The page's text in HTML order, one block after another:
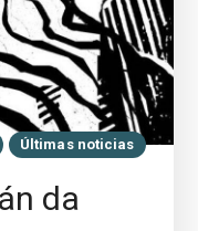
Últimas noticias
da